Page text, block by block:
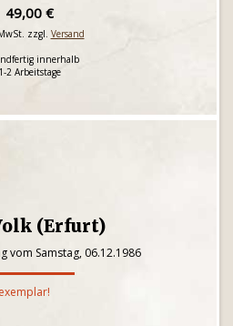
49,00 €
zzgl. Versand
innerhalb
1-2 Arbeitstage
(Erfurt)
vom Samstag, 06.12.1986